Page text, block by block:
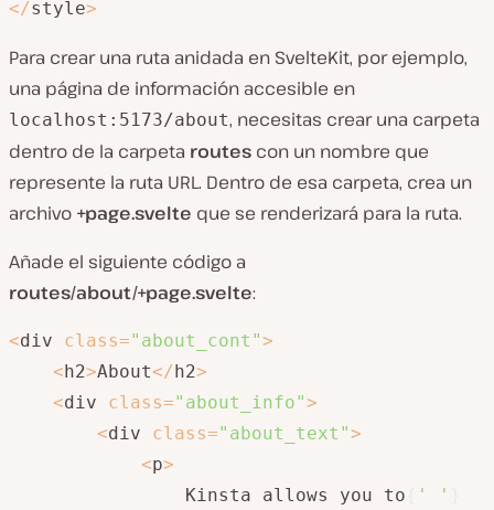
</style>
Para crear una ruta anidada en SvelteKit, por ejemplo,
una página de información accesible en
localhost:5173/about, necesitas crear una carpeta
dentro de la carpeta routes con un nombre que
represente la ruta URL. Dentro de esa carpeta, crea un
archivo +page.svelte que se renderizará para la ruta.
Añade el siguiente código a
routes/about/+page.svelte:
<div class="about_cont">
<h2>About</h2>
<div class="about_info">
<div class="about_text">
<p>
                Kinsta allows you to
' '